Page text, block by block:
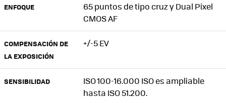
ENFOQUE
65 puntos de tipo cruz y Dual Pixel
CMOS AF
COMPENSACIÓN DE
LA EXPOSICIÓN
+/-5 EV
SENSIBILIDAD
ISO 100-16.000 ISO es ampliable
hasta ISO 51.200.